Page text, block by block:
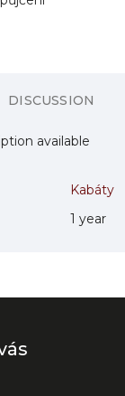
DISCUSSION
available
Kabáty
1 year